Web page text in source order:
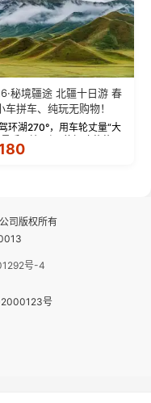
秘境疆途 北疆十日游 春
车拼车、纯玩无购物！
环湖270°，用车轮丈量“大
最后一滴眼泪”的极致蔚蓝，
、花海与深邃湖水在转弯
司版权所有
号-4
号